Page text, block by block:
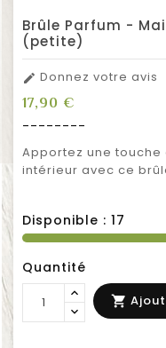
Brûle Parfum -
(petite)
 Donnez votre avis
17,90 €
--------
Apportez une touche
intérieur avec ce
Disponible : 17
Quantité
